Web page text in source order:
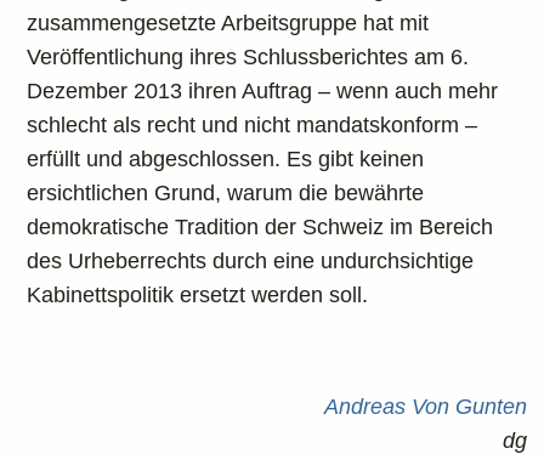
zusammengesetzte Arbeitsgruppe hat mit
Veröffentlichung ihres Schlussberichtes am 6.
Dezember 2013 ihren Auftrag – wenn auch mehr
schlecht als recht und nicht mandatskonform –
erfüllt und abgeschlossen. Es gibt keinen
ersichtlichen Grund, warum die bewährte
demokratische Tradition der Schweiz im Bereich
des Urheberrechts durch eine undurchsichtige
Kabinettspolitik ersetzt werden soll.
Andreas Von Gunten
dg